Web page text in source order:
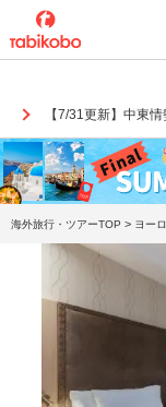
【7/31更新】中東
海外旅行・ツアーTOP > ヨー